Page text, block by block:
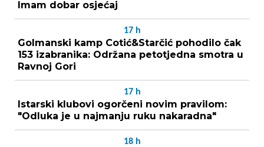
Imam dobar osjećaj
17 h
Golmanski kamp Cotić&Starčić pohodilo čak
153 izabranika: Održana petotjedna smotra u
Ravnoj Gori
17 h
Istarski klubovi ogorčeni novim pravilom:
"Odluka je u najmanju ruku nakaradna"
18 h